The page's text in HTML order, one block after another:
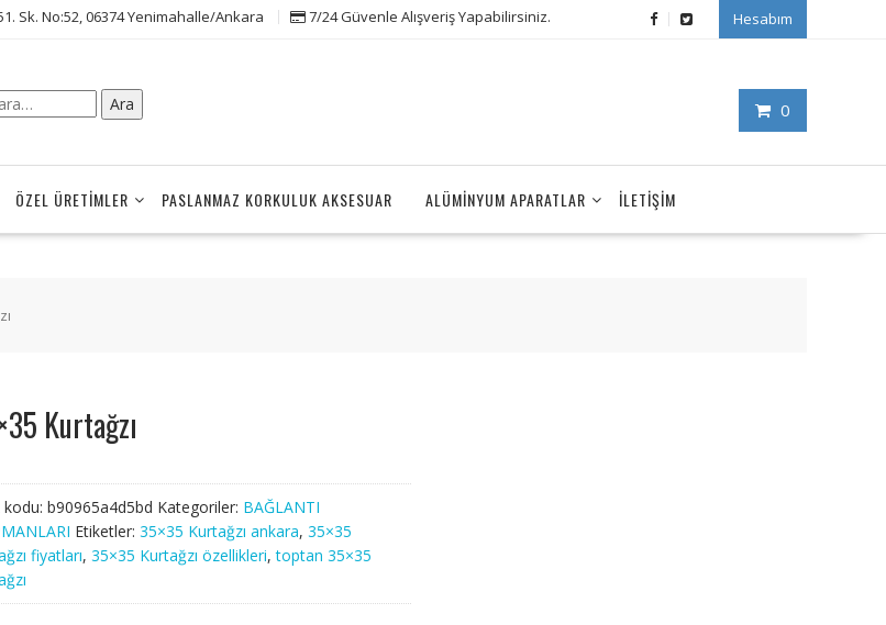
Sk. No:52, 06374 Yenimahalle/Ankara 7/24 Güvenle Alışveriş Yapabilirsiniz. Hesabım
0
Ara
ÖZEL ÜRETIMLER PASLANMAZ KORKULUK AKSESUAR ALÜMINYUM APARATLAR İLETIŞIM
Kurtağzı
b90965a4d5bd Kategoriler: BAĞLANTI
Etiketler: 35×35 Kurtağzı ankara, 35×35
fiyatları, 35×35 Kurtağzı özellikleri,toptan 35×35